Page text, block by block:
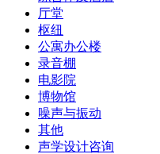
厅堂
枢纽
公寓办公楼
录音棚
电影院
博物馆
噪声与振动
其他
声学设计咨询